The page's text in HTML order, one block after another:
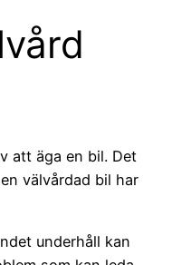
att äga en bil. Det
välvårdad bil har
underhåll kan